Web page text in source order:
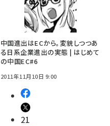
中国進出はECから。変貌しつつあ
る日系企業進出の実態 | はじめて
の中国EC#6
2011年11月10日 9:00
21